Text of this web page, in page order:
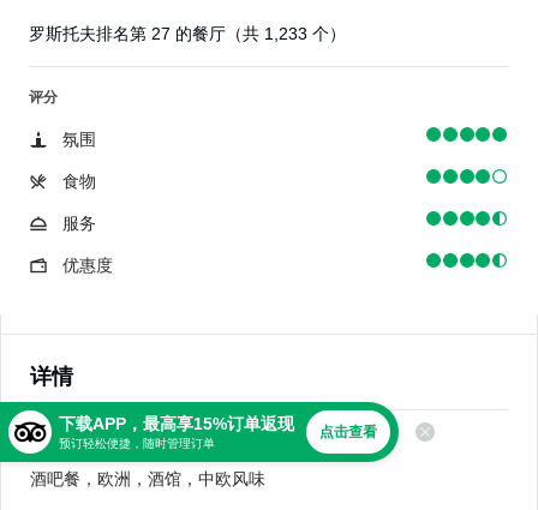
罗斯托夫排名第 27 的餐厅（共 1,233 个）
评分
氛围
食物
服务
优惠度
详情
美食
酒吧餐，欧洲，酒馆，中欧风味
下载APP，最高享15%订单返现
预订轻松便捷，随时管理订单
点击查看